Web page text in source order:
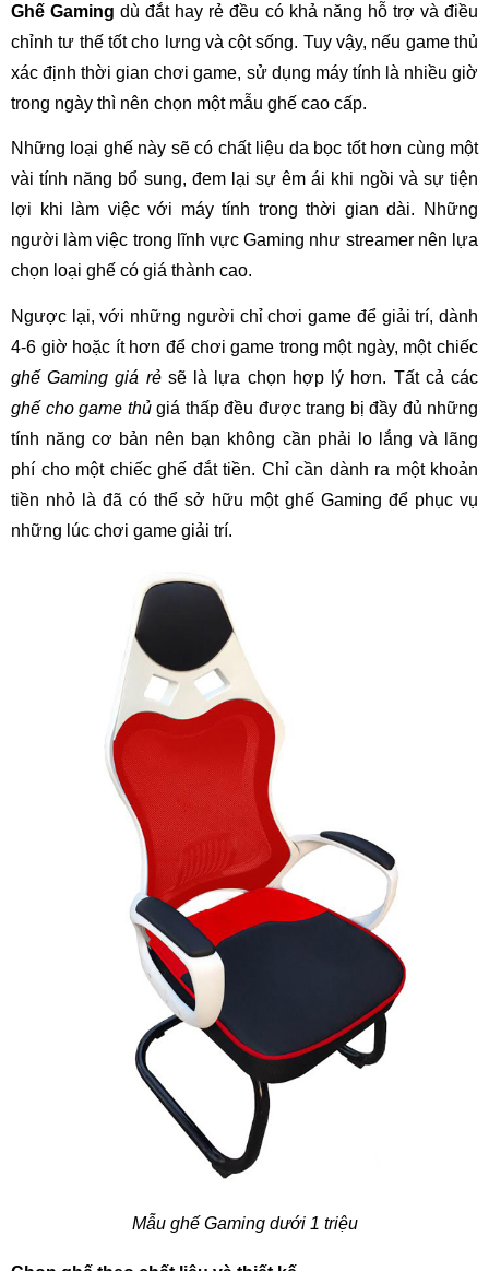
Ghế Gaming dù đắt hay rẻ đều có khả năng hỗ trợ và điều
chỉnh tư thế tốt cho lưng và cột sống. Tuy vậy, nếu game thủ
xác định thời gian chơi game, sử dụng máy tính là nhiều giờ
trong ngày thì nên chọn một mẫu ghế cao cấp.
Những loại ghế này sẽ có chất liệu da bọc tốt hơn cùng một
vài tính năng bổ sung, đem lại sự êm ái khi ngồi và sự tiện
lợi khi làm việc với máy tính trong thời gian dài. Những
người làm việc trong lĩnh vực Gaming như streamer nên lựa
chọn loại ghế có giá thành cao.
Ngược lại, với những người chỉ chơi game để giải trí, dành
4-6 giờ hoặc ít hơn để chơi game trong một ngày, một chiếc
ghế Gaming giá rẻsẽ là lựa chọn hợp lý hơn. Tất cả các
ghế cho game thủgiá thấp đều được trang bị đầy đủ những
tính năng cơ bản nên bạn không cần phải lo lắng và lãng
phí cho một chiếc ghế đắt tiền. Chỉ cần dành ra một khoản
tiền nhỏ là đã có thể sở hữu một ghế Gaming để phục vụ
những lúc chơi game giải trí.
Mẫu ghế Gaming dưới 1 triệu